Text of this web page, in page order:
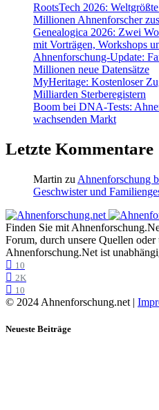
RootsTech 2026:
Millionen Ahnenforscher
Genealogica 2026: Zwei
mit Vorträgen, Workshops
Ahnenforschung-Update:
Millionen neue Datensätze
MyHeritage: Kostenloser
Milliarden Sterberegistern
Boom bei DNA-Tests:
wachsenden Markt
Letzte Kommentare
Martin zu Ahnenforschung
Geschwister und
Finden Sie mit
Forum, durch unsere Quellen
Ahnenforschung.Net ist
10
2K
10
© 2024 Ahnenforschung.net |
Neueste Beiträge